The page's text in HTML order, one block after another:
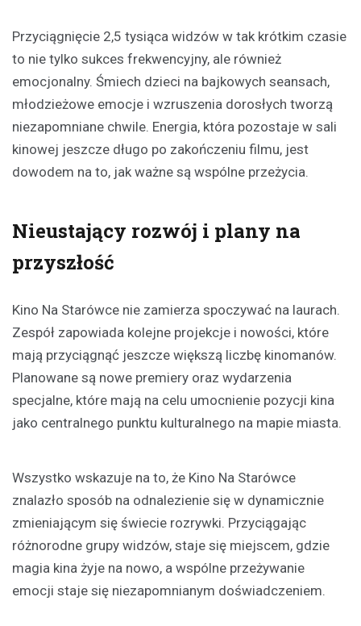
Przyciągnięcie 2,5 tysiąca widzów w tak krótkim czasie
to nie tylko sukces frekwencyjny, ale również
emocjonalny. Śmiech dzieci na bajkowych seansach,
młodzieżowe emocje i wzruszenia dorosłych tworzą
niezapomniane chwile. Energia, która pozostaje w sali
kinowej jeszcze długo po zakończeniu filmu, jest
dowodem na to, jak ważne są wspólne przeżycia.
Nieustający rozwój i plany na
przyszłość
Kino Na Starówce nie zamierza spoczywać na laurach.
Zespół zapowiada kolejne projekcje i nowości, które
mają przyciągnąć jeszcze większą liczbę kinomanów.
Planowane są nowe premiery oraz wydarzenia
specjalne, które mają na celu umocnienie pozycji kina
jako centralnego punktu kulturalnego na mapie miasta.
Wszystko wskazuje na to, że Kino Na Starówce
znalazło sposób na odnalezienie się w dynamicznie
zmieniającym się świecie rozrywki. Przyciągając
różnorodne grupy widzów, staje się miejscem, gdzie
magia kina żyje na nowo, a wspólne przeżywanie
emocji staje się niezapomnianym doświadczeniem.